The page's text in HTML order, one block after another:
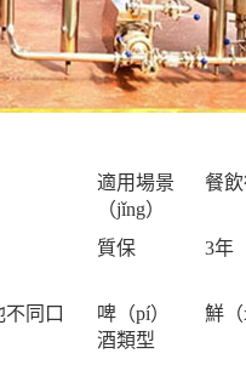
適用場景
（jǐng）
餐
質保 3年
同口
啤（pí）
酒類型
鮮